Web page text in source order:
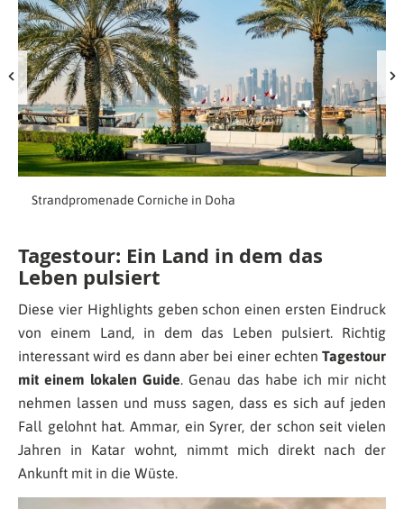
Strandpromenade Corniche in Doha
Tagestour: Ein Land in dem das
Leben pulsiert
Diese vier Highlights geben schon einen ersten Eindruck
von einem Land, in dem das Leben pulsiert. Richtig
interessant wird es dann aber bei einer echten Tagestour
mit einem lokalen Guide . Genau das habe ich mir nicht
nehmen lassen und muss sagen, dass es sich auf jeden
Fall gelohnt hat. Ammar, ein Syrer, der schon seit vielen
Jahren in Katar wohnt, nimmt mich direkt nach der
Ankunft mit in die Wüste.